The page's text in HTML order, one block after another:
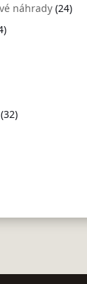
náhrady(24)
(32)